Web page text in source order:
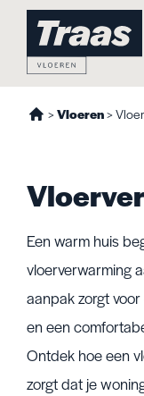
> Vloeren>
Een warm huis
vloerverwarming
aanpak zorgt
en een
Ontdek hoe een
zorgt dat je